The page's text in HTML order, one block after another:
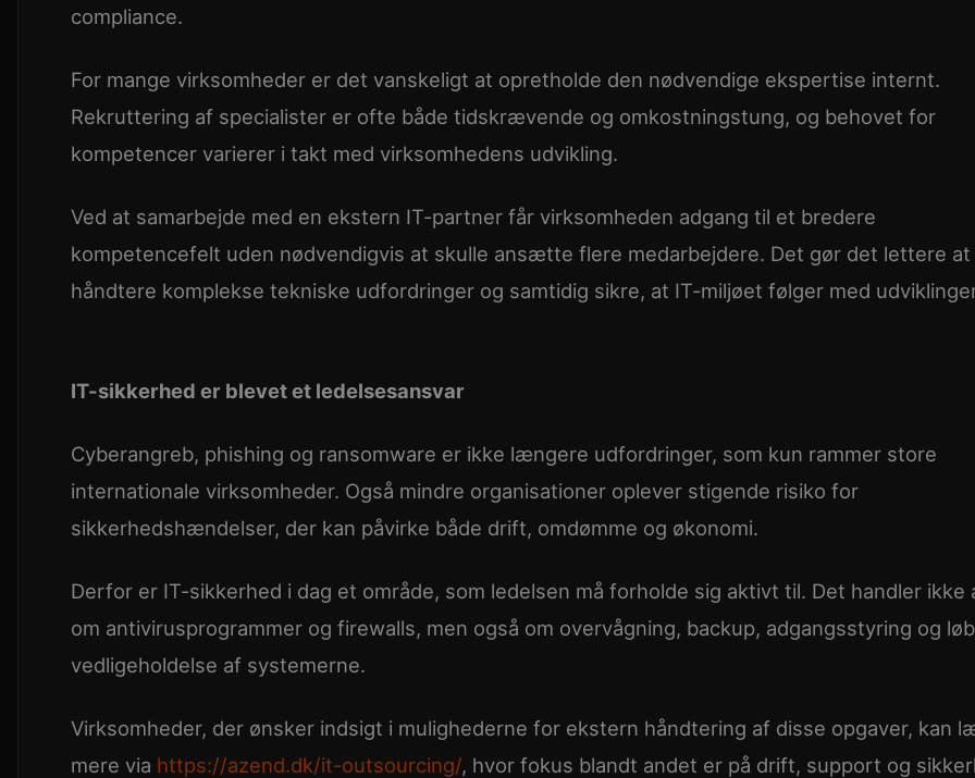
compliance.
For mange virksomheder er det vanskeligt at opretholde den nødvendige ekspertise internt.
Rekruttering af specialister er ofte både tidskrævende og omkostningstung, og behovet for
kompetencer varierer i takt med virksomhedens udvikling.
Ved at samarbejde med en ekstern IT-partner får virksomheden adgang til et bredere
kompetencefelt uden nødvendigvis at skulle ansætte flere medarbejdere. Det gør det lettere at
håndtere komplekse tekniske udfordringer og samtidig sikre, at IT-miljøet følger med
IT-sikkerhed er blevet et ledelsesansvar
Cyberangreb, phishing og ransomware er ikke længere udfordringer, som kun rammer store
internationale virksomheder. Også mindre organisationer oplever stigende risiko for
sikkerhedshændelser, der kan påvirke både drift, omdømme og økonomi.
Derfor er IT-sikkerhed i dag et område, som ledelsen må forholde sig aktivt til. Det handler ikke
om antivirusprogrammer og firewalls, men også om overvågning, backup, adgangsstyring og
vedligeholdelse af systemerne.
Virksomheder, der ønsker indsigt i mulighederne for ekstern håndtering af disse opgaver, kan
mere via https://azend.dk/it-outsourcing/, hvor fokus blandt andet er på drift, support og